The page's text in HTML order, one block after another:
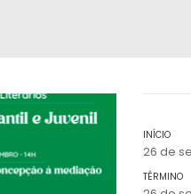
INÍCIO
26 de
TÉRMINO